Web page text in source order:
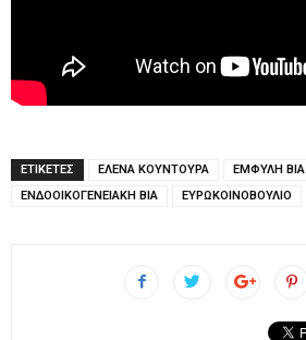
ΕΤΙΚΕΤΕΣ ΕΛΕΝΑ ΚΟΥΝΤΟΥΡΑ
ΕΜΦΥΛΗ ΒΙΑ
ΕΝΔΟΟΙΚΟΓΕΝΕΙΑΚΗ ΒΙΑ
ΕΥΡΩΚΟΙΝΟΒΟΥΛΙΟ